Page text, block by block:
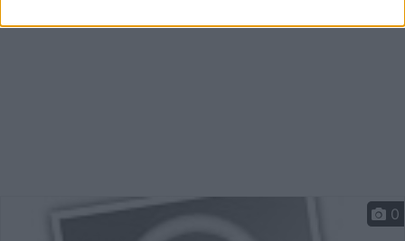
0